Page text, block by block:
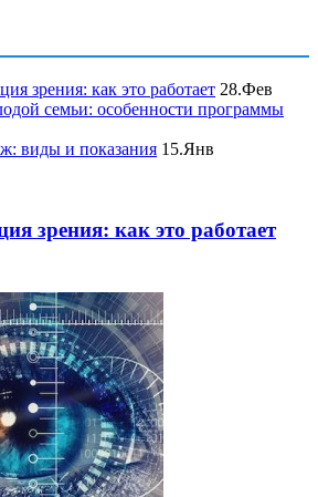
зрения: как это работает 28.Фев
семьи: особенности программы
виды и показания 15.Янв
зрения: как это работает